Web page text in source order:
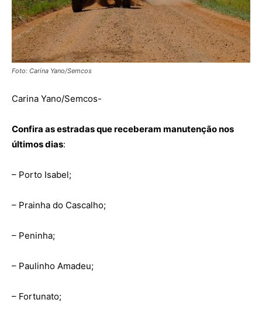
Foto: Carina Yano/Semcos
Carina Yano/Semcos-
Confira as estradas que receberam manutenção nos
últimos dias:
– Porto Isabel;
– Prainha do Cascalho;
– Peninha;
– Paulinho Amadeu;
– Fortunato;